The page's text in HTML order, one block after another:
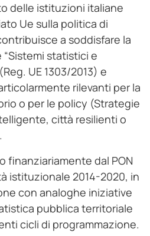
delle istituzioni italiane
Ue sulla politica di
a soddisfare la
statistici e
UE 1303/2013) e
rilevanti per la
o per le policy (Strategie
città resilienti o
finanziariamente dal PON
istituzionale 2014-2020, in
con analoghe iniziative
pubblica territoriale
cicli di programmazione.